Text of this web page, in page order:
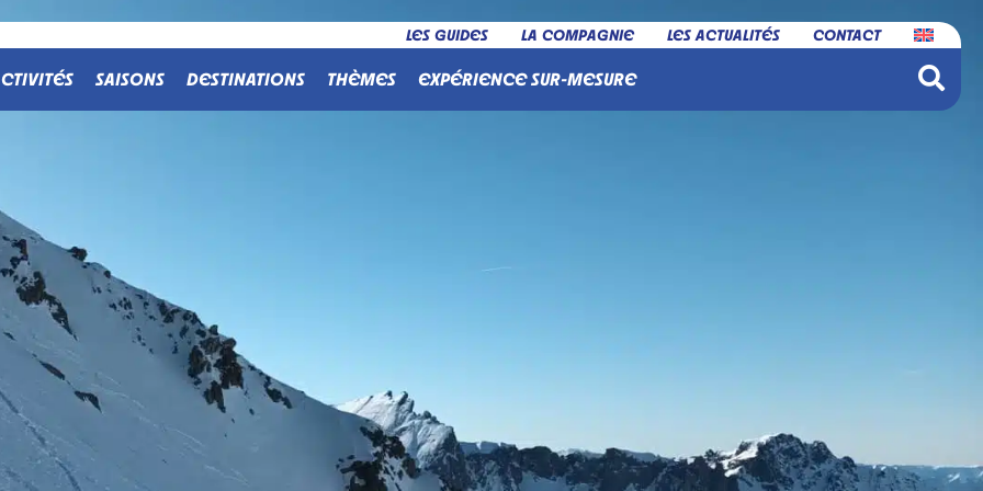
LES GUIDES LA COMPAGNIE LES ACTUALITÉS CONTACT
SAISONS DESTINATIONS THÈMES EXPÉRIENCE SUR-MESURE